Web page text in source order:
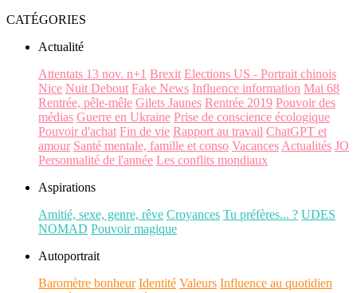
CATÉGORIES
Actualité
Attentats 13 nov. n+1 Brexit Elections US - Portrait chinois
Nice Nuit Debout Fake News Influence information Mai 68
Rentrée, pêle-mêle Gilets Jaunes Rentrée 2019 Pouvoir des
médias Guerre en Ukraine Prise de conscience écologique
Pouvoir d'achat Fin de vie Rapport au travail ChatGPT et
amour Santé mentale, famille et conso Vacances Actualités JO
Personnalité de l'année Les conflits mondiaux
Aspirations
Amitié, sexe, genre, rêve Croyances Tu préfères... ? UDES
NOMAD Pouvoir magique
Autoportrait
Baromètre bonheur Identité Valeurs Influence au quotidien